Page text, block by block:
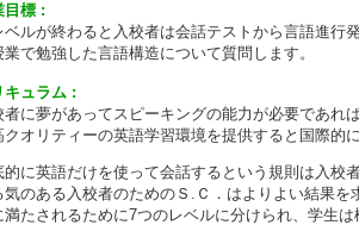
目標 :
ベルが終わると入校者は会話テストから言語進行
業で勉強した言語構造について質問します。
キュラム :
者に夢があってスピーキングの能力が必要であ
クオリティーの英語学習環境を提供すると国際的
的に英語だけを使って会話するという規則は入校
気のある入校者のためのＳ.Ｃ．はよりよい結果
満たされるために7つのレベルに分けられ、学生